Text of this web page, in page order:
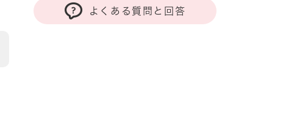
よくある質問と回答